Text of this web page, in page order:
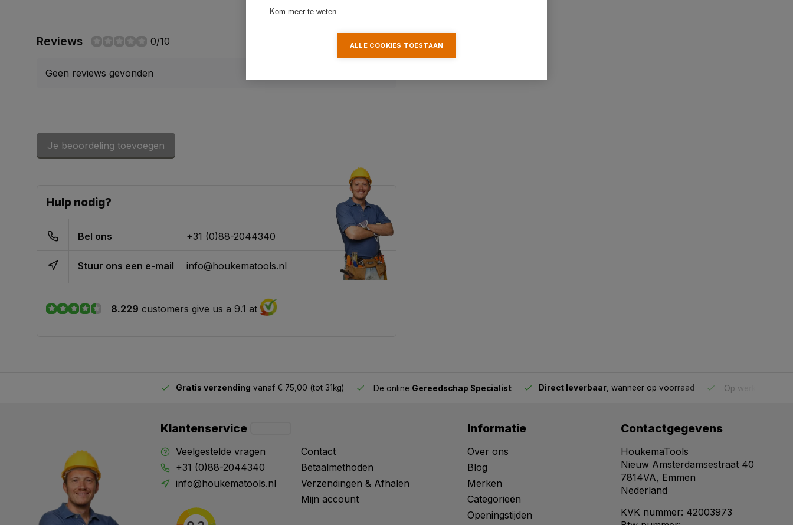
Reviews 0/10
Geen reviews gevonden
Je beoordeling toevoegen
Hulp nodig?
Bel ons +31 (0)88-2044340
Stuur ons een e-mail info@houkematools.nl
8.229 customers give us a 9.1 at
Gratis verzending vanaf € 75,00 (tot 31kg) De online Gereedschap Specialist Direct leverbaar , wanneer op voorraad Op werkdagen
Klantenservice
Veelgestelde vragen
+31 (0)88-2044340
info@houkematools.nl
Contact
Betaalmethoden
Verzendingen & Afhalen
Mijn account
Informatie
Over ons
Blog
Merken
Categorieën
Openingstijden
Contactgegevens
HoukemaTools
Nieuw Amsterdamsestraat 40
7814VA, Emmen
Nederland
KVK nummer: 42003973
Kom meer te weten
ALLE COOKIES TOESTAAN